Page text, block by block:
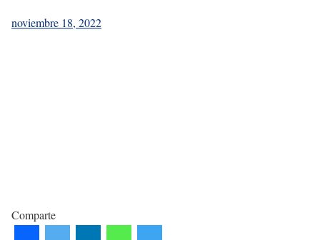
noviembre 18, 2022
Comparte